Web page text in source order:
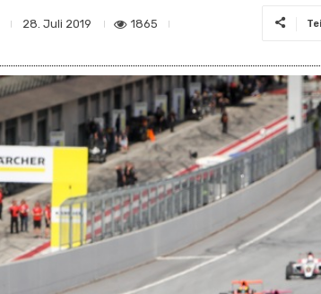
28. Juli 2019 1865